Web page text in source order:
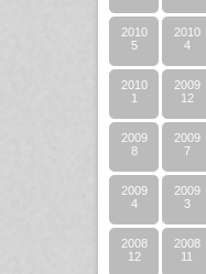
2010
5
2010
4
2010
1
2009
12
2009
8
2009
7
2009
4
2009
3
2008
12
2008
11